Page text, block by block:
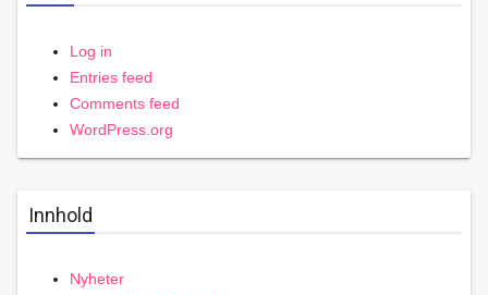
Log in
Entries feed
Comments feed
WordPress.org
Innhold
Nyheter